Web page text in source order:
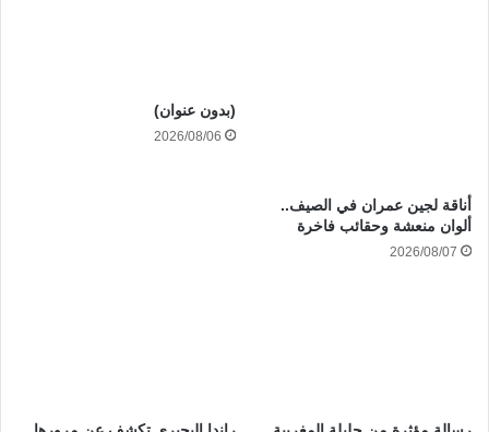
أناقة لجين عمران في الصيف..
ألوان منعشة وحقائب فاخرة
2026/08/07
(بدون عنوان)
2026/08/06